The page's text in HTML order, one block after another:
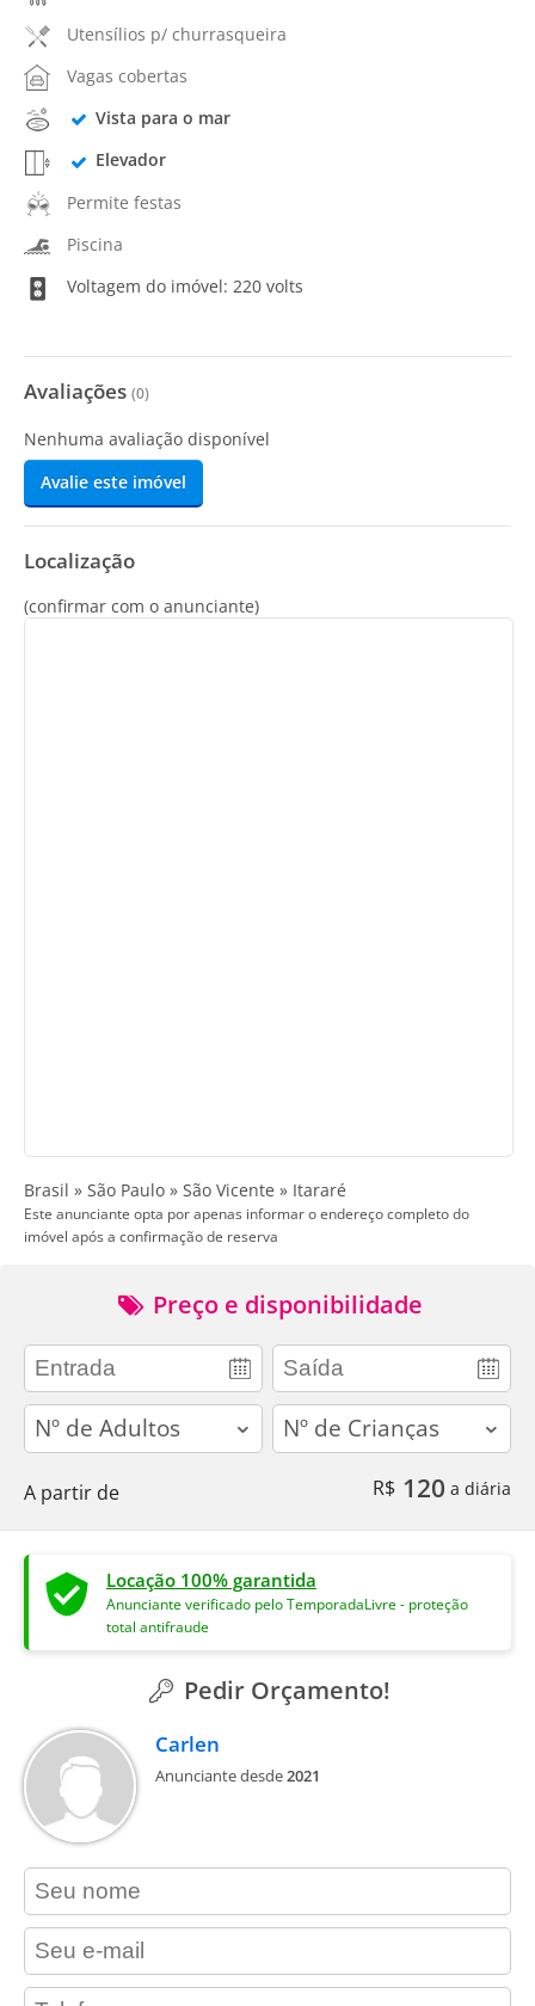
Utensílios p/ churrasqueira
Vagas cobertas
Vista para o mar
Elevador
Permite festas
Piscina
Voltagem do imóvel: 220 volts
Avaliações (0)
Nenhuma avaliação disponível
Avalie este imóvel
Localização
(confirmar com o anunciante)
Brasil » São Paulo » São Vicente » Itararé
Este anunciante opta por apenas informar o endereço completo do
imóvel após a confirmação de reserva
Preço e disponibilidade
adults children
A partir de R$ 120 a diária
Locação 100% garantida
Anunciante verificado pelo TemporadaLivre - proteção
total antifraude
Pedir Orçamento!
Carlen
Anunciante desde2021
contact_name
contact_email
contact_phone